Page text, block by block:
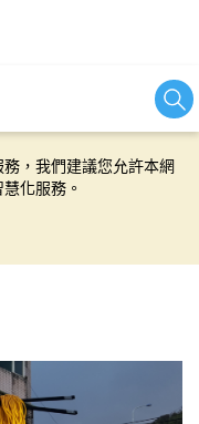
網站服務，並有助於為
，我們建議您允許本網
化服務。